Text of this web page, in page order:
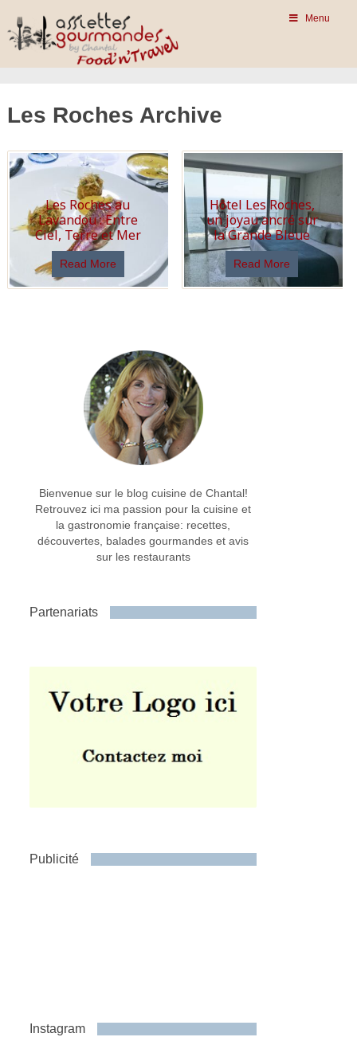
Menu
Les Roches Archive
Les Roches au
Lavandou : Entre
Ciel, Terre et Mer
Read More
Hôtel Les Roches,
un joyau ancré sur
la Grande Bleue
Read More
Bienvenue sur le blog cuisine de Chantal!
Retrouvez ici ma passion pour la cuisine et
la gastronomie française: recettes,
découvertes, balades gourmandes et avis
sur les restaurants
Partenariats
Publicité
Instagram